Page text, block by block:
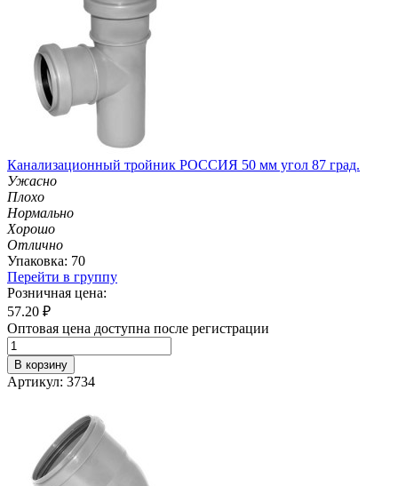
Канализационный тройник РОССИЯ 50 мм угол 87 град.
Ужасно
Плохо
Нормально
Хорошо
Отлично
Упаковка: 70
Перейти в группу
Розничная цена:
57.20 ₽
Оптовая цена доступна после регистрации
В корзину
Артикул: 3734